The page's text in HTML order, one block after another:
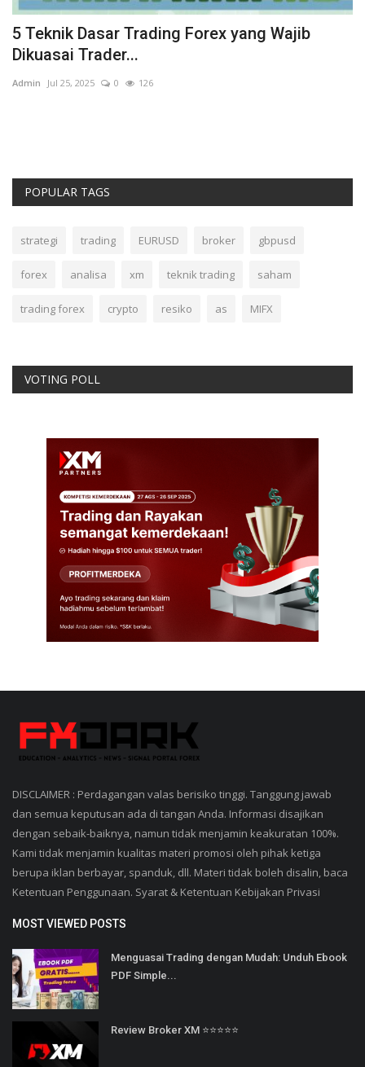
5 Teknik Dasar Trading Forex yang Wajib
Dikuasai Trader...
Admin Jul 25, 2025 0 126
POPULAR TAGS
strategi trading EURUSD broker gbpusd
forex analisa xm teknik trading saham
trading forex crypto resiko as MIFX
VOTING POLL
DISCLAIMER : Perdagangan valas berisiko tinggi. Tanggung jawab
dan semua keputusan ada di tangan Anda. Informasi disajikan
dengan sebaik-baiknya, namun tidak menjamin keakuratan 100%.
Kami tidak menjamin kualitas materi promosi oleh pihak ketiga
berupa iklan berbayar, spanduk, dll. Materi tidak boleh disalin, baca
Ketentuan Penggunaan. Syarat & Ketentuan Kebijakan Privasi
MOST VIEWED POSTS
Menguasai Trading dengan Mudah: Unduh Ebook
PDF Simple...
Review Broker XM ⭐⭐⭐⭐⭐